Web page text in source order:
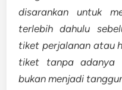
disarankan untuk
terlebih dahulu
tiket perjalanan atau
tiket tanpa adanya
bukan menjadi